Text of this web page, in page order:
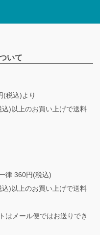
いて
(税込)より
)以上のお買い上げで送料
律 360円(税込)
)以上のお買い上げで送料
はメール便ではお送りでき